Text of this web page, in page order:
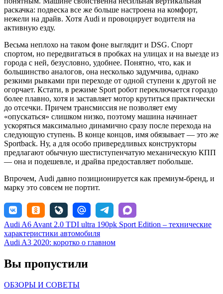
раскачка: подвеска все же больше настроена на комфорт,
нежели на драйв. Хотя Audi и провоцирует водителя на
активную езду.
Весьма неплохо на таком фоне выглядит и DSG. Спорт
спортом, но передвигаться в пробках на улицах и на выезде из
города с ней, безусловно, удобнее. Понятно, что, как и
большинство аналогов, она несколько задумчива, однако
резкими рывками при переходе от одной ступени к другой не
огорчает. Кстати, в режиме Sport робот переключается гораздо
более плавно, хотя и заставляет мотор крутиться практически
до отсечки. Причем трансмиссия не позволяет ему
«опускаться» слишком низко, поэтому машина начинает
ускоряться максимально динамично сразу после перехода на
следующую ступень. В конце концов, имя обязывает — это же
Sportback. Ну, а для особо привередливых конструкторы
предлагают обычную шестиступенчатую механическую КПП
— она и подешевле, и драйва предоставляет побольше.
Впрочем, Audi давно позиционируется как премиум-бренд, и
марку это совсем не портит.
Навигация
по
Audi A6 Avant 2.0 TDI ultra 190pk Sport Edition – технические
характеристики автомобиля
Audi A3 2020: коротко о главном
Вы пропустили
ОБЗОРЫ И СОВЕТЫ